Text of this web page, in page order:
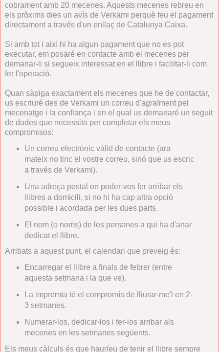
cobrament amb 20 mecenes. Aquests mecenes rebreu en
els pròxims dies un avís de Verkami perquè feu el pagament
directament a través d'un enllaç de Catalunya Caixa.
Si amb tot i així hi ha algun pagament que no es pot
executar, em posaré en contacte amb el mecenes per
demanar-li si segueix interessat en el llibre i facilitar-li com
fer l'operació.
Quan sàpiga exactament els mecenes que he de contactar,
us escriuré des de Verkami un correu d'agraïment pel
mecenatge i la confiança i en el qual us demanaré un seguit
de dades que necessito per completar els meus
compromisos:
Un correu electrònic vàlid de contacte (ara
mateix no tinc el vostre correu, sinó que us escric
a través de Verkami).
Una adreça postal on poder-vos fer arribar els
llibres a domicili, si no hi ha cap altra opció
possible i acordada per les dues parts.
El nom (o noms) de les persones a qui ha d'anar
dedicat el llibre.
Arribats a aquest punt, el calendari que preveig és:
Encarregar el llibre a finals de febrer (entre
aquesta setmana i la que ve).
La impremta té el compromís de lliurar-me'l en 2-
3 setmanes.
Numerar-los, dedicar-los i fer-los arribar als
mecenes en les setmanes següents.
Els meus càlculs és que hauríeu de tenir el llibre sempre